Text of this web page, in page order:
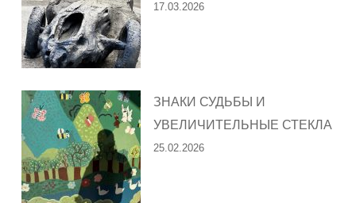
17.03.2026
ЗНАКИ СУДЬБЫ И
УВЕЛИЧИТЕЛЬНЫЕ СТЕКЛА
25.02.2026